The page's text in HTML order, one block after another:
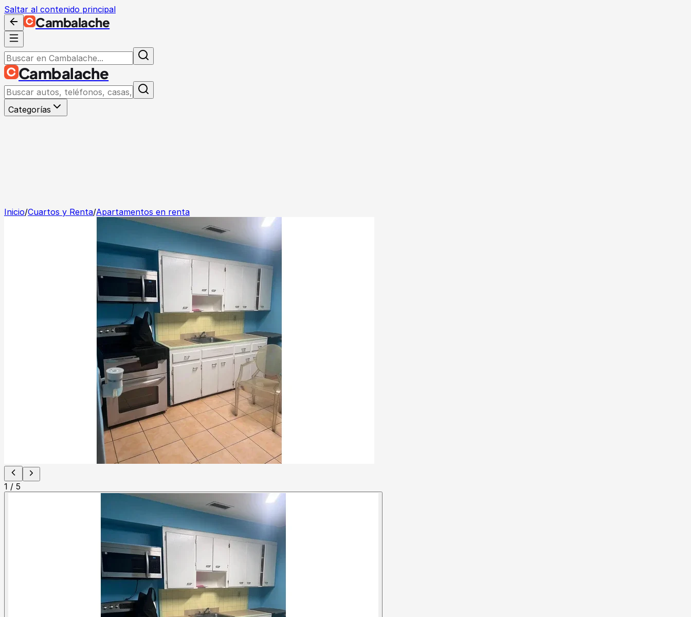
Saltar al contenido principal
Cambalache
Cambalache
Categorías
Inicio/Cuartos y Renta/Apartamentos en renta
1 / 5